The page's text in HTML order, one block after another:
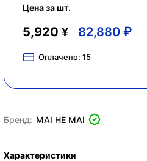
Цена за шт.
5,920 ¥ 82,880 ₽
Оплачено: 15
Бренд: MAI HE MAI
Характеристики